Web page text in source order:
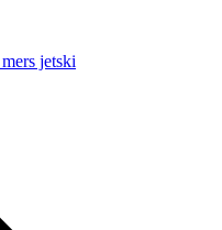
jetski